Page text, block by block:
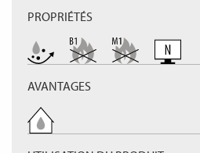
PROPRIÉTÉS
AVANTAGES